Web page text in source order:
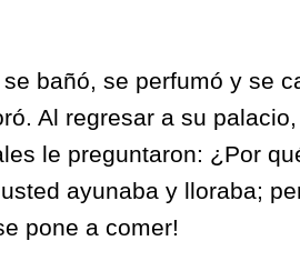
bañó, se perfumó y se
Al regresar a su
le preguntaron: ¿Por
ayunaba y lloraba;
pone a comer!